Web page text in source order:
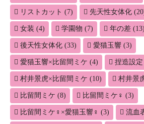
リストカット (7) 先天性女体化
女装 (4) 学園物 (7) 年の差 (13)
後天性女体化 (33) 愛猫玉響 (3)
愛猫玉響×比留間ミケ (4) 捏造設定
村井景虎×比留間ミケ (10) 村井景
比留間ミケ (8) 比留間ミケ♀ (3)
比留間ミケ♀×愛猫玉響♀ (3) 流血